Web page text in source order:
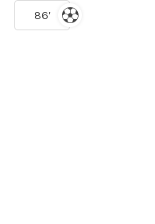
86'